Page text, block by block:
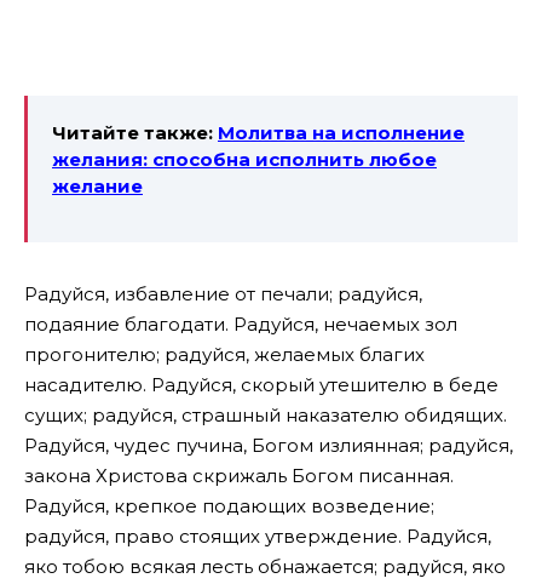
Читайте также: Молитва на исполнение
желания: способна исполнить любое
желание
Радуйся, избавление от печали; радуйся,
подаяние благодати. Радуйся, нечаемых зол
прогонителю; радуйся, желаемых благих
насадителю. Радуйся, скорый утешителю в беде
сущих; радуйся, страшный наказателю обидящих.
Радуйся, чудес пучина, Богом излиянная; радуйся,
закона Христова скрижаль Богом писанная.
Радуйся, крепкое подающих возведение;
радуйся, право стоящих утверждение. Радуйся,
яко тобою всякая лесть обнажается; радуйся, яко